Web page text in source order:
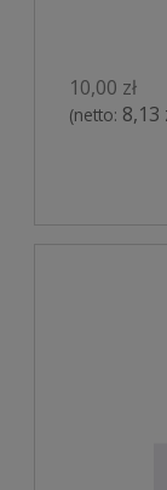
10,00 zł
(netto: 8,13